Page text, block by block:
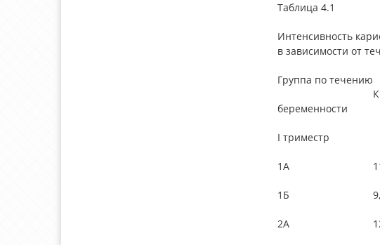
Таблица 4.1
Интенсивность
в зависимости от
Группа по течению
беременности
I триместр
1А
1Б
2А